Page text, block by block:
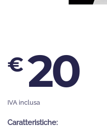
€ 20
IVA inclusa
Caratteristiche: